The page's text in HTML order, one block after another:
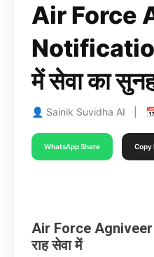
Air Force
में सेवा का
👤 Sainik Suvidha AI |
WhatsApp Share Copy
Air Force
राह सेवा में